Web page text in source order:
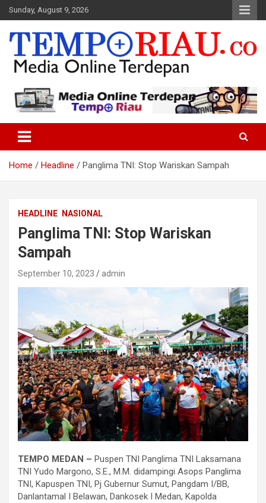
Skip
to
content
Sunday, August 9, 2026
Tempo Riau
Home Headline Panglima TNI: Stop Wariskan Sampah
HEADLINE NASIONAL
Panglima TNI: Stop Wariskan
Sampah
September 10, 2023 admin
TEMPO MEDAN – Puspen TNI Panglima TNI Laksamana
TNI Yudo Margono, S.E., M.M. didampingi Asops Panglima
TNI, Kapuspen TNI, Pj Gubernur Sumut, Pangdam I/BB,
Danlantamal I Belawan, Dankosek I Medan, Kapolda